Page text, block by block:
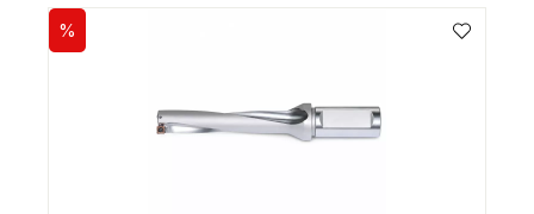
Rabatt
%